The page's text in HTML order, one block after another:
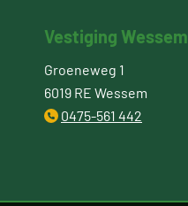
Vestiging Wessem
Groeneweg 1
6019 RE Wessem
0475-561 442